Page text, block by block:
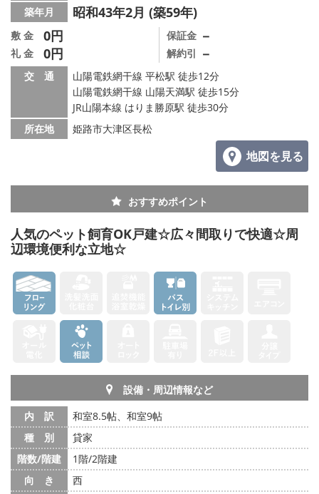
スタッフ募集中
店舗情報·アクセス
メールでお問い合わせ
築年月 昭和43年2月 (築59年)
敷 金 0円
礼 金 0円
保証金 －
解約引 －
交 通
山陽電鉄網干線 平松駅 徒歩12分
山陽電鉄網干線 山陽天満駅 徒歩15分
JR山陽本線 はりま勝原駅 徒歩30分
所在地
姫路市大津区長松
地図を見る
おすすめポイント
人気のペット飼育OK戸建☆広々間取りで快適☆周
辺環境便利な立地☆
設備・周辺情報など
内 訳
和室8.5帖、和室9帖
種 別
貸家
階数/階建
1階/2階建
向 き
西